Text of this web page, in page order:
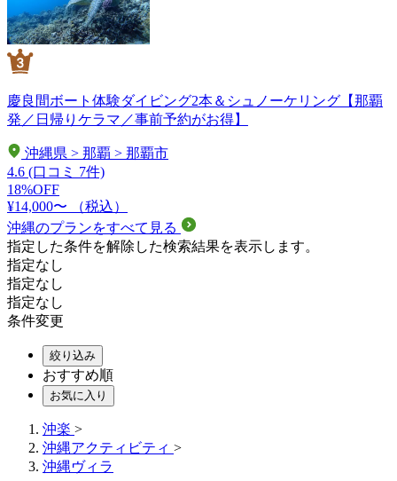
慶良間ボート体験ダイビング2本＆シュノーケリング【那覇
発／日帰りケラマ／事前予約がお得】
沖縄県 > 那覇 > 那覇市
4.6 (口コミ 7件)
18%OFF
¥14,000〜
（税込）
沖縄のプランをすべて見る
指定した条件を解除した検索結果を表示します。
指定なし
指定なし
指定なし
条件変更
絞り込み
おすすめ順
お気に入り
沖楽 >
沖縄アクティビティ >
沖縄ヴィラ